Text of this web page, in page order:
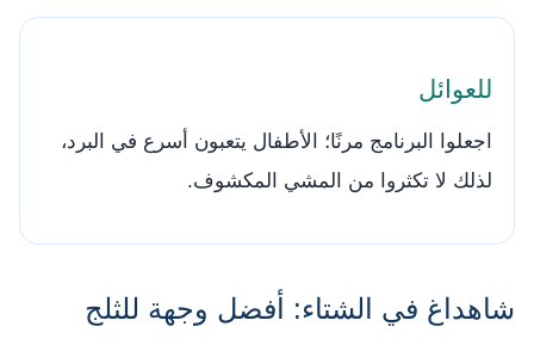
للعوائل
اجعلوا البرنامج مرنًا؛ الأطفال يتعبون أسرع في البرد،
لذلك لا تكثروا من المشي المكشوف.
شاهداغ في الشتاء: أفضل وجهة للثلج